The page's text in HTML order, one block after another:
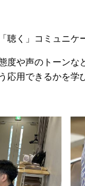
く」コミュニケ
度や声のトーン
用できるかを学